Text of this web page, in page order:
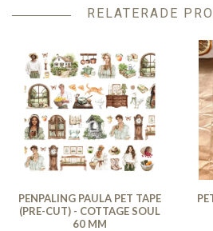
RELATERADE
PENPALING PAULA PET TAPE
(PRE-CUT) - COTTAGE SOUL
60 MM